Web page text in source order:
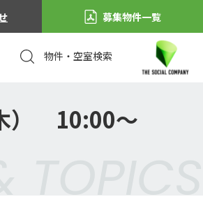
募集物件一覧
物件・空室検索
） 10:00～
TOPICS